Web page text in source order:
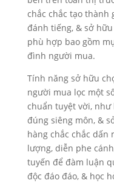
chắc chắc tạo thành
đánh tiếng, & sở
phù hợp bao gồm
đình người mua.
Tính năng sở hữu
người mua lọc một
chuẩn tuyệt vời,
đúng siêng môn, &
hàng chắc chắc dấn
lượng, diễn phe
tuyến để đàm luận
độc đáo đáo, & học